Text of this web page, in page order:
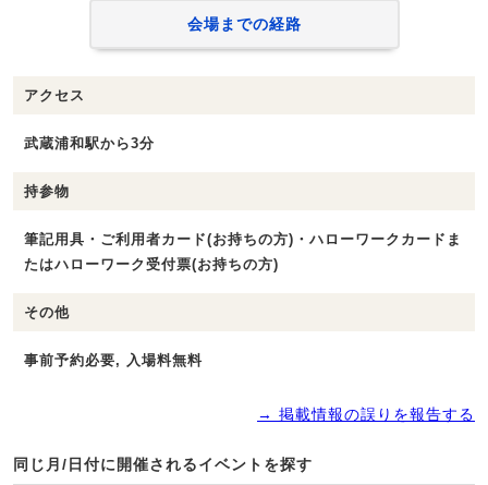
会場までの経路
アクセス
武蔵浦和駅から3分
持参物
筆記用具・ご利用者カード(お持ちの方)・ハローワークカードま
たはハローワーク受付票(お持ちの方)
その他
事前予約必要, 入場料無料
→ 掲載情報の誤りを報告する
同じ月/日付に開催されるイベントを探す